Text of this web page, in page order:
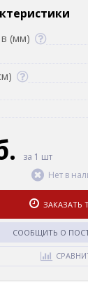
(мм)
за 1 шт
Нет в
ЗАКАЗАТЬ
СООБЩИТЬ О